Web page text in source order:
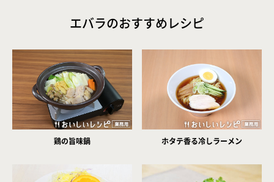
エバラのおすすめレシピ
鶏の旨味鍋 ホタテ香る冷しラーメン